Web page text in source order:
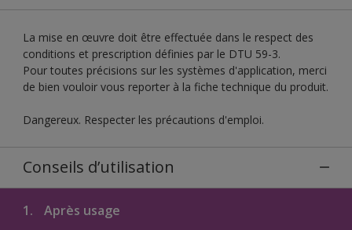
La mise en œuvre doit être effectuée dans le respect des
conditions et prescription définies par le DTU 59-3.
Pour toutes précisions sur les systèmes d'application, merci
de bien vouloir vous reporter à la fiche technique du produit.
Dangereux. Respecter les précautions d'emploi.
Conseils d’utilisation
1. Après usage